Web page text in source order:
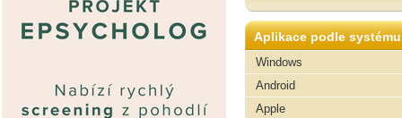
Aplikace podle systému
Windows
Android
Apple